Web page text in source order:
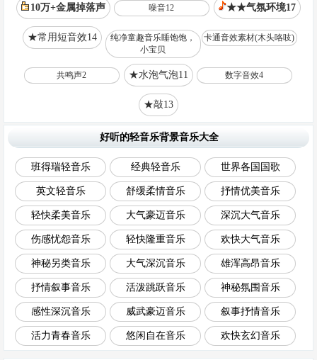
10万+金属掉落声 噪音12 ★★气氛环境17
★常用短音效14
纯净童趣音乐睡饱饱，
小宝贝
卡通音效素材(木头咯吱)
共鸣声2 ★水泡气泡11 数字音效4
★敲13
好听的轻音乐背景音乐大全
班得瑞轻音乐 经典轻音乐 世界各国国歌
英文轻音乐 舒缓柔情音乐 抒情优美音乐
轻快柔美音乐 大气豪迈音乐 深沉大气音乐
伤感忧怨音乐 轻快隆重音乐 欢快大气音乐
神秘另类音乐 大气深沉音乐 雄浑高昂音乐
抒情叙事音乐 活泼跳跃音乐 神秘氛围音乐
感性深沉音乐 威武豪迈音乐 叙事抒情音乐
活力青春音乐 悠闲自在音乐 欢快玄幻音乐